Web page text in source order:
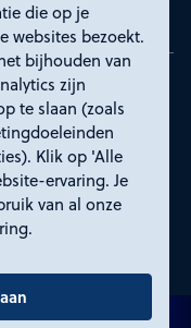
die op je
websites bezoekt.
bijhouden van
zijn
te slaan (zoals
Klik op 'Alle
ervaring. Je
van al onze